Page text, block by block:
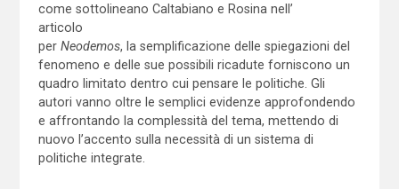
come sottolineano Caltabiano e Rosina nell’
articolo
per Neodemos, la semplificazione delle spiegazioni del
fenomeno e delle sue possibili ricadute forniscono un
quadro limitato dentro cui pensare le politiche. Gli
autori vanno oltre le semplici evidenze approfondendo
e affrontando la complessità del tema, mettendo di
nuovo l’accento sulla necessità di un sistema di
politiche integrate.